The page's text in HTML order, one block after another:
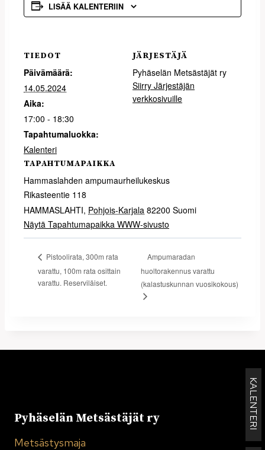
KALENTERI
LISÄÄ KALENTERIIN
TIEDOT
Päivämäärä:
14.05.2024
Aika:
17:00 - 18:30
Tapahtumaluokka:
Kalenteri
TAPAHTUMAPAIKKA
Hammaslahden ampumaurheilukeskus
Rikasteentie 118
HAMMASLAHTI, Pohjois-Karjala 82200 Suomi
Näytä Tapahtumapaikka WWW-sivusto
JÄRJESTÄJÄ
Pyhäselän Metsästäjät ry
Siirry Järjestäjän
verkkosivuille
Pistoolirata, 300m rata
varattu, 100m rata osittain
varattu. Reserviläiset.
Ampumaradan
huoltorakennus varattu
(kalastuskunnan vuosikokous)
Pyhäselän Metsästäjät ry
Metsästysmaja